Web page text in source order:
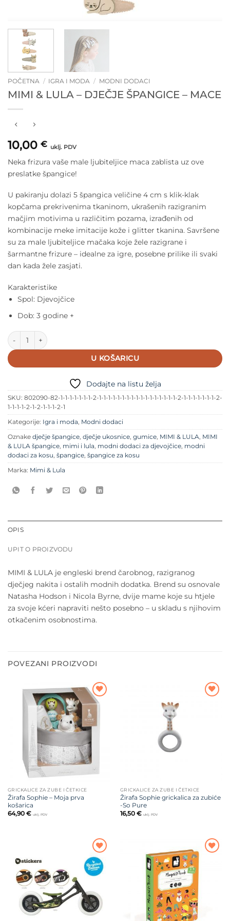
POČETNA / IGRA I MODA / MODNI DODACI
MIMI & LULA – DJEČJE ŠPANGICE – MACE
10,00 € uklj. PDV
Neka frizura vaše male ljubiteljice maca zablista uz ove
preslatke špangice!
U pakiranju dolazi 5 špangica veličine 4 cm s klik-klak
kopčama prekrivenima tkaninom, ukrašenih razigranim
mačjim motivima u različitim pozama, izrađenih od
kombinacije meke imitacije kože i glitter tkanina. Savršene
su za male ljubiteljice mačaka koje žele razigrane i
šarmantne frizure – idealne za igre, posebne prilike ili svaki
dan kada žele zasjati.
Karakteristike
Spol: Djevojčice
Dob: 3 godine +
Mimi & Lula - Dječje špangice - Mace količina
U KOŠARICU
Dodajte na listu želja
SKU: 802090-82-1-1-1-1-1-1-1-2-1-1-1-1-1-1-1-1-1-1-1-1-1-1-1-1-1-2-1-1-1-1-1-1-1-2-
1-1-1-1-2-1-2-1-1-1-2-1
Kategorije: Igra i moda, Modni dodaci
Oznake dječje špangice, dječje ukosnice, gumice, MIMI & LULA, MIMI
& LULA špangice, mimi i lula, modni dodaci za djevojčice, modni
dodaci za kosu, špangice, špangice za kosu
Marka: Mimi & Lula
OPIS
UPIT O PROIZVODU
MIMI & LULA je engleski brend čarobnog, razigranog
dječjeg nakita i ostalih modnih dodatka. Brend su osnovale
Natasha Hodson i Nicola Byrne, dvije mame koje su htjele
za svoje kćeri napraviti nešto posebno – u skladu s njihovim
otkačenim osobnostima.
POVEZANI PROIZVODI
Dodajte
na listu
želja
GRICKALICE ZA ZUBE I ČETKICE
Žirafa Sophie – Moja prva
košarica
64,90 € uklj. PDV
GRICKALICE ZA ZUBE I ČETKICE
Žirafa Sophie grickalica za zubiće
-So Pure
16,50 € uklj. PDV
Dodajte
na listu
želja
Dodajte